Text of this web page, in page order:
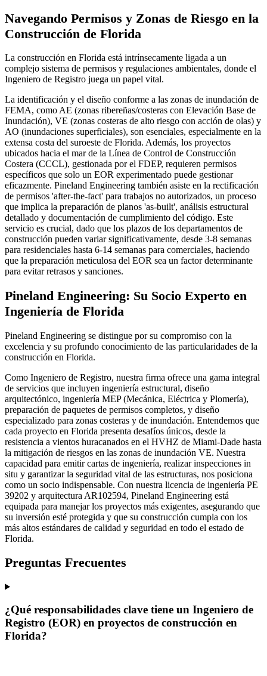
Navegando Permisos y Zonas de Riesgo en la
Construcción de Florida
La construcción en Florida está intrínsecamente ligada a un
complejo sistema de permisos y regulaciones ambientales, donde el
Ingeniero de Registro juega un papel vital.
La identificación y el diseño conforme a las zonas de inundación de
FEMA, como AE (zonas ribereñas/costeras con Elevación Base de
Inundación), VE (zonas costeras de alto riesgo con acción de olas) y
AO (inundaciones superficiales), son esenciales, especialmente en la
extensa costa del suroeste de Florida. Además, los proyectos
ubicados hacia el mar de la Línea de Control de Construcción
Costera (CCCL), gestionada por el FDEP, requieren permisos
específicos que solo un EOR experimentado puede gestionar
eficazmente. Pineland Engineering también asiste en la rectificación
de permisos 'after-the-fact' para trabajos no autorizados, un proceso
que implica la preparación de planos 'as-built', análisis estructural
detallado y documentación de cumplimiento del código. Este
servicio es crucial, dado que los plazos de los departamentos de
construcción pueden variar significativamente, desde 3-8 semanas
para residenciales hasta 6-14 semanas para comerciales, haciendo
que la preparación meticulosa del EOR sea un factor determinante
para evitar retrasos y sanciones.
Pineland Engineering: Su Socio Experto en
Ingeniería de Florida
Pineland Engineering se distingue por su compromiso con la
excelencia y su profundo conocimiento de las particularidades de la
construcción en Florida.
Como Ingeniero de Registro, nuestra firma ofrece una gama integral
de servicios que incluyen ingeniería estructural, diseño
arquitectónico, ingeniería MEP (Mecánica, Eléctrica y Plomería),
preparación de paquetes de permisos completos, y diseño
especializado para zonas costeras y de inundación. Entendemos que
cada proyecto en Florida presenta desafíos únicos, desde la
resistencia a vientos huracanados en el HVHZ de Miami-Dade hasta
la mitigación de riesgos en las zonas de inundación VE. Nuestra
capacidad para emitir cartas de ingeniería, realizar inspecciones in
situ y garantizar la seguridad vital de las estructuras, nos posiciona
como un socio indispensable. Con nuestra licencia de ingeniería PE
39202 y arquitectura AR102594, Pineland Engineering está
equipada para manejar los proyectos más exigentes, asegurando que
su inversión esté protegida y que su construcción cumpla con los
más altos estándares de calidad y seguridad en todo el estado de
Florida.
Preguntas Frecuentes
¿Qué responsabilidades clave tiene un Ingeniero de
Registro (EOR) en proyectos de construcción en
Florida?